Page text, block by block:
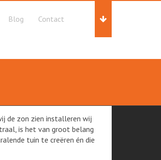
Blog Contact
de zon zien installeren wij
is het van groot belang
tuin te creëren én die